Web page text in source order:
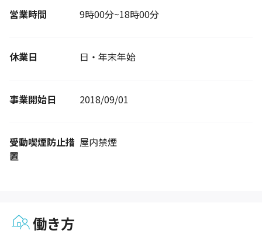
営業時間 9時00分~18時00分
休業日 日・年末年始
事業開始日 2018/09/01
受動喫煙防止措
置
屋内禁煙
働き方